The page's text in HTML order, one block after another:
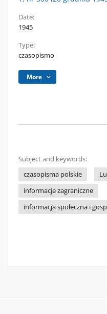
Date:
1945
Type:
czasopismo
More
Subject and keywords:
czasopisma polskie
informacje zagraniczne
informacja społeczna i